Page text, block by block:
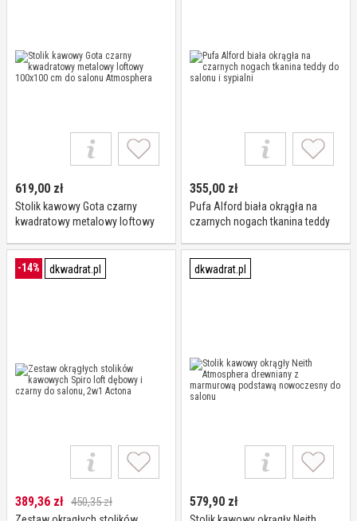
619,00 zł
Stolik kawowy Gota czarny
kwadratowy metalowy loftowy
Atmosphera
355,00 zł
Pufa Alford biała okrągła na
czarnych nogach tkanina teddy
-14% dkwadrat.pl
389,36 zł 450,35 zł
dkwadrat.pl
579,90 zł